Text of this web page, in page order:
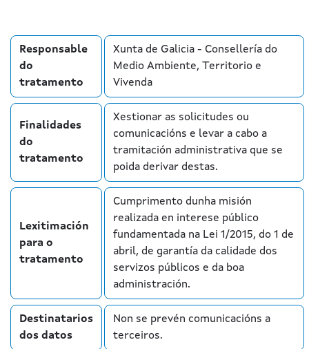
Responsable
do
tratamento
Xunta de Galicia - Consellería do
Medio Ambiente, Territorio e
Vivenda
Finalidades
do
tratamento
Xestionar as solicitudes ou
comunicacións e levar a cabo a
tramitación administrativa que se
poida derivar destas.
Lexitimación
para o
tratamento
Cumprimento dunha misión
realizada en interese público
fundamentada na Lei 1/2015, do 1 de
abril, de garantía da calidade dos
servizos públicos e da boa
administración.
Destinatarios
dos datos
Non se prevén comunicacións a
terceiros.